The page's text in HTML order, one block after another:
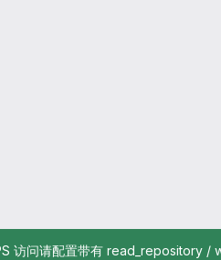
访问请配置带有 read_repository